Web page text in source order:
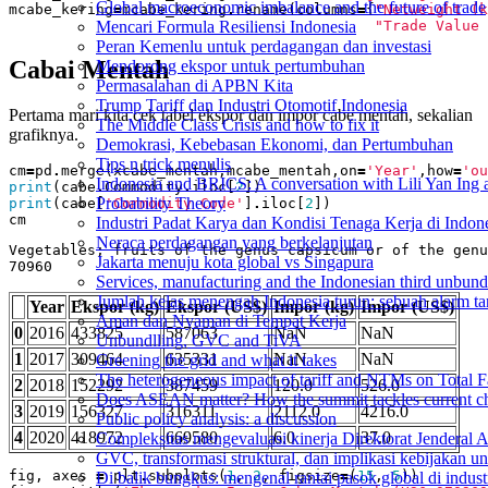
Global macroeconomic imbalance and the future of trade
Mencari Formula Resiliensi Indonesia
Peran Kemenlu untuk perdagangan dan investasi
Mendorong ekspor untuk pertumbuhan
Permasalahan di APBN Kita
Trump Tariff dan Industri Otomotif Indonesia
The Middle Class Crisis and how to fix it
Demokrasi, Kebebasan Ekonomi, dan Pertumbuhan
Tips n trick menulis
Indonesia and BRICS: A conversation with Lili Yan Ing
Probability Theory
Industri Padat Karya dan Kondisi Tenaga Kerja di
Neraca perdagangan yang berkelanjutan
Jakarta menuju kota global vs Singapura
Services, manufacturing and the Indonesian third
Jumlah kelas menengah Indonesia turun: sebuah alarm
Aman dan Nyaman di Tempat Kerja
Unbundlling, GVC and TiVA
Greening the grid and what it takes
The heterogeneous impact of tariff and NTMs on Total
Does ASEAN matter? How the summit tackles current
Public policy analysis: a discussion
Compleksitas mengevaluasi kinerja Direktorat Jenderal
GVC, transformasi struktural, dan implikasi kebijakan
Di balik bungkus: mengenal rantai pasok global di
mcabe_kering=mcabe_kering.rename(columns={"Netweight
"Trade Value
Cabai Mentah
Pertama mari kita cek tabel ekspor dan impor cabe mentah, sekalian
grafiknya.
cm=pd . merge(xcabe_mentah,mcabe_mentah , on= 'Year' , how=
print ( cabe.Commodity.iloc[2])
print ( cabe['Commodity Code' . iloc 2 ])
cm
Vegetables; fruits of the genus capsicum or of the
Year Ekspor (kg) Ekspor (US$) Impor (kg) Impor (US$)
0 2016 433825 587063 NaN
NaN
1 2017 309464 635331 NaN
NaN
2 2018 152292 387459 120.0
526.0
3 2019 156327 316311 2112.0
4216.0
4 2020 418972 669580 6.0 37.0
fig , axes = plt.subplots(1, 2, figsize=(15, 5))